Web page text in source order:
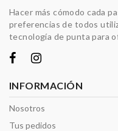
Hacer más cómodo cada
preferencias de todos
tecnología de punta para
INFORMACIÓN
Nosotros
Tus pedidos